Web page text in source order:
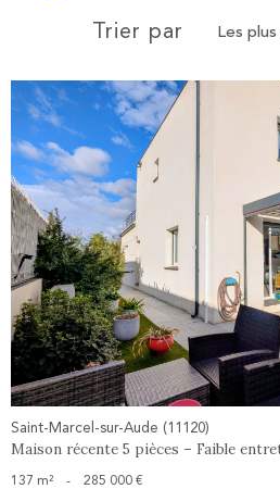
Trier par Les
voir le
Saint-Marcel-sur-Aude (11120)
Maison récente 5 pièces – Faible
137 m² - 285 000 €